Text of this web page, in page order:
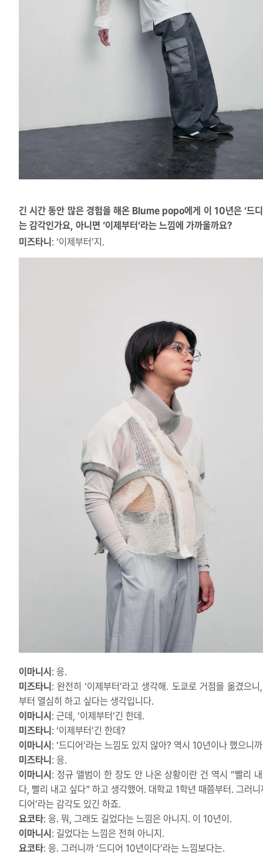
긴 시간 동안 많은 경험을 해온 Blume popo에게 이 10년은 ‘드디
는 감각인가요, 아니면 ‘이제부터’라는 느낌에 가까울까요?
미즈타니 : ‘이제부터’지.
이마니시 : 응.
미즈타니 : 완전히 ‘이제부터’라고 생각해. 도쿄로 거점을 옮겼으니
부터 열심히 하고 싶다는 생각입니다.
이마니시 : 근데, ‘이제부터’긴 한데.
미즈타니 : ‘이제부터’긴 한데?
이마니시 : ‘드디어’라는 느낌도 있지 않아? 역시 10년이나 했으니
미즈타니 : 응.
이마니시 : 정규 앨범이 한 장도 안 나온 상황이란 건 역시 “빨리
다, 빨리 내고 싶다” 하고 생각했어. 대학교 1학년 때쯤부터. 그러니
디어’라는 감각도 있긴 하죠.
요코타: 응. 뭐, 그래도 길었다는 느낌은 아니지. 이 10년이.
이마니시 : 길었다는 느낌은 전혀 아니지.
요코타: 응. 그러니까 ‘드디어 10년이다’라는 느낌보다는.